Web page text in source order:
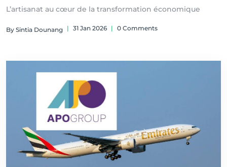
L’artisanat au cœur de la transformation économique
By Sintia Dounang | 31 Jan 2026 | 0 Comments